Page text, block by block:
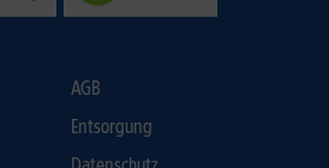
AGB
Entsorgung